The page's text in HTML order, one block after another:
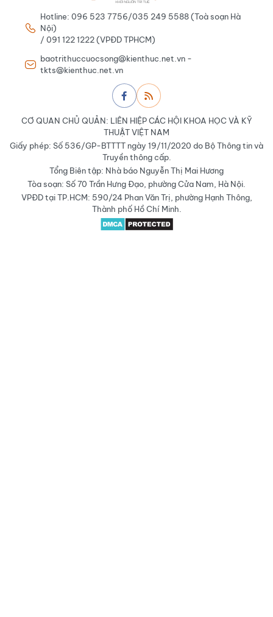
Hotline: 096 523 7756/035 249 5588 (Toà soạn Hà
Nội)
/ 091 122 1222 (VPĐD TPHCM)
baotrithuccuocsong@kienthuc.net.vn -
tkts@kienthuc.net.vn
CƠ QUAN CHỦ QUẢN: LIÊN HIỆP CÁC HỘI KHOA HỌC VÀ KỸ
THUẬT VIỆT NAM
Giấy phép: Số 536/GP-BTTTT ngày 19/11/2020 do Bộ Thông tin và
Truyền thông cấp.
Tổng Biên tập: Nhà báo Nguyễn Thị Mai Hương
Tòa soạn: Số 70 Trần Hưng Đạo, phường Cửa Nam, Hà Nội.
VPĐD tại TP.HCM: 590/24 Phan Văn Trị, phường Hạnh Thông,
Thành phố Hồ Chí Minh.